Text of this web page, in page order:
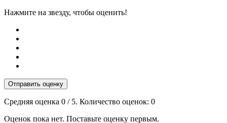
Нажмите на звезду, чтобы оценить!
Отправить оценку
Средняя оценка 0 / 5. Количество оценок: 0
Оценок пока нет. Поставьте оценку первым.